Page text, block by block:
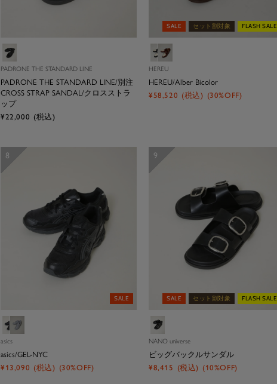
ブ
ラ
ッ
ク
PADRONE THE STANDARD LINE
PADRONE THE STANDARD LINE/別注
CROSS STRAP SANDAL/クロスストラ
ップ
セ
価
¥22,000 (税込)
SALE セット割対象 FLASH SALE
ブ
ラ
ッ
ク
ブ
ラ
ウ
ン
HEREU
HEREU/Alber Bicolor
セ
¥58,520 (税込) (30%OFF)
8
SALE
ブ
ラ
ッ
ク
グ
レ
asics
asics/GEL-NYC
セ
¥13,090 (税込) (30%OFF)
9
SALE セット割対象 FLASH SALE
ブ
ラ
ッ
ク
NANO universe
ビッグバックルサンダル
セ
¥8,415 (税込) (10%OFF)